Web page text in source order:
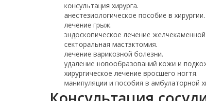
консультация хирурга.
анестезиологическое пособие в хирургии.
лечение грыж.
эндоскопическое лечение
секторальная мастэктомия.
лечение варикозной болезни.
удаление новообразований кожи и
хирургическое лечение вросшего ногтя.
манипуляции и пособия в амбулаторной